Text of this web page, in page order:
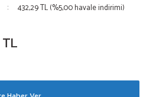
432,29 TL (%5,00 havale indirimi)